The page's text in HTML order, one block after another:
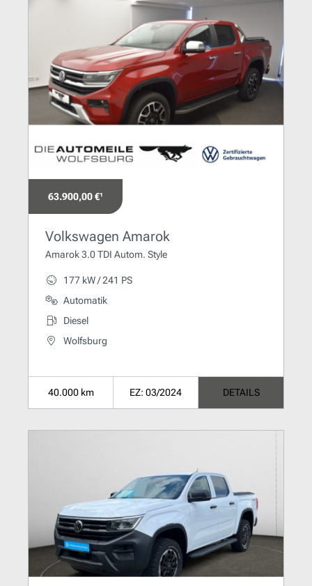
63.900,00 €¹
Volkswagen Amarok
Amarok 3.0 TDI Autom. Style
177 kW / 241 PS
Automatik
Diesel
Wolfsburg
40.000 km EZ: 03/2024 DETAILS